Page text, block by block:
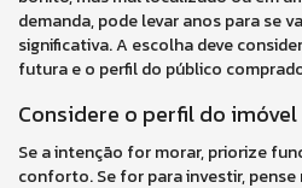
demanda, pode levar anos para se
significativa. A escolha deve
futura e o perfil do público
Considere o perfil do imóvel
Se a intenção for morar, priorize
conforto. Se for para investir,